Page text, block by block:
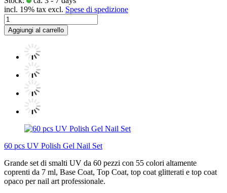
incl. 19% tax excl. Spese di spedizione
Aggiungi al carrello
60 pcs UV Polish Gel Nail Set
Grande set di smalti UV da 60 pezzi con 55 colori altamente
coprenti da 7 ml, Base Coat, Top Coat, top coat glitterati e top coat
opaco per nail art professionale.